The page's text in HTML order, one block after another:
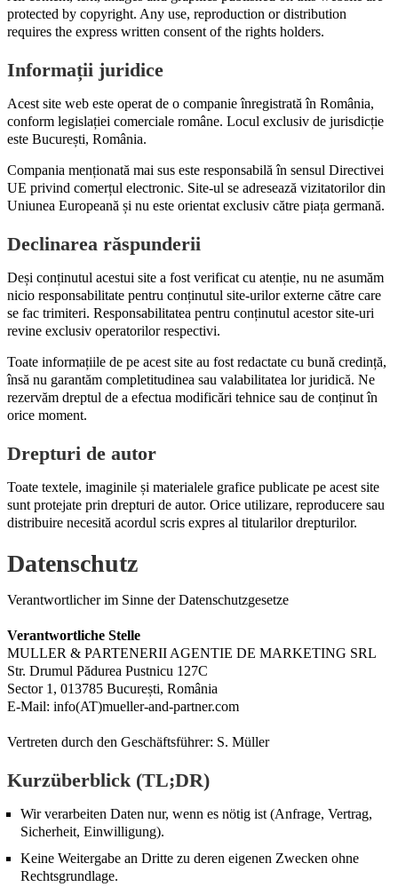
protected by copyright. Any use, reproduction or distribution
requires the express written consent of the rights holders.
Informații juridice
Acest site web este operat de o companie înregistrată în România,
conform legislației comerciale române. Locul exclusiv de jurisdicție
este București, România.
Compania menționată mai sus este responsabilă în sensul Directivei
UE privind comerțul electronic. Site-ul se adresează vizitatorilor din
Uniunea Europeană și nu este orientat exclusiv către piața germană.
Declinarea răspunderii
Deși conținutul acestui site a fost verificat cu atenție, nu ne asumăm
nicio responsabilitate pentru conținutul site-urilor externe către care
se fac trimiteri. Responsabilitatea pentru conținutul acestor site-uri
revine exclusiv operatorilor respectivi.
Toate informațiile de pe acest site au fost redactate cu bună credință,
însă nu garantăm completitudinea sau valabilitatea lor juridică. Ne
rezervăm dreptul de a efectua modificări tehnice sau de conținut în
orice moment.
Drepturi de autor
Toate textele, imaginile și materialele grafice publicate pe acest site
sunt protejate prin drepturi de autor. Orice utilizare, reproducere sau
distribuire necesită acordul scris expres al titularilor drepturilor.
Datenschutz
Verantwortlicher im Sinne der Datenschutzgesetze
Verantwortliche Stelle
MULLER & PARTENERII AGENTIE DE MARKETING SRL
Str. Drumul Pădurea Pustnicu 127C
Sector 1, 013785 București, România
E-Mail: info(AT)mueller-and-partner.com
Vertreten durch den Geschäftsführer: S. Müller
Kurzüberblick (TL;DR)
Wir verarbeiten Daten nur, wenn es nötig ist (Anfrage, Vertrag,
Sicherheit, Einwilligung).
Keine Weitergabe an Dritte zu deren eigenen Zwecken ohne
Rechtsgrundlage.